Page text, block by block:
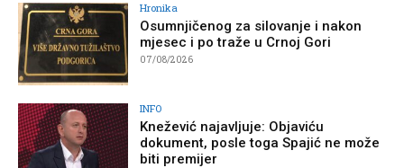
Hronika
Osumnjičenog za silovanje i nakon
mjesec i po traže u Crnoj Gori
07/08/2026
INFO
Knežević najavljuje: Objaviću
dokument, posle toga Spajić ne može
biti premijer